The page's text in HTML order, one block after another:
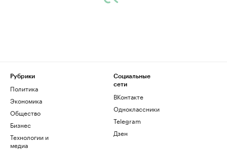
Рубрики
Политика
Экономика
Общество
Бизнес
Технологии и
медиа
Социальные
сети
ВКонтакте
Одноклассники
Telegram
Дзен